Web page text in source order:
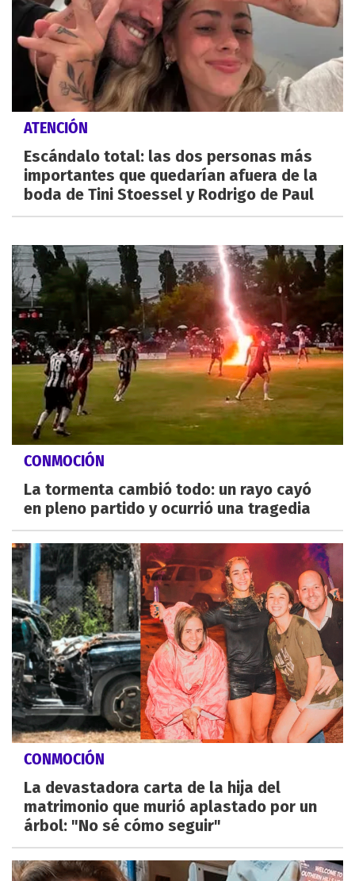
ATENCIÓN
Escándalo total: las dos personas más
importantes que quedarían afuera de la
boda de Tini Stoessel y Rodrigo de Paul
CONMOCIÓN
La tormenta cambió todo: un rayo cayó
en pleno partido y ocurrió una tragedia
CONMOCIÓN
La devastadora carta de la hija del
matrimonio que murió aplastado por un
árbol: "No sé cómo seguir"